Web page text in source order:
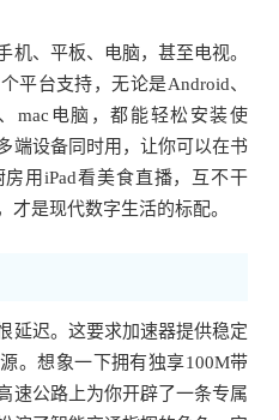
机、平板、电脑，甚至电视。
平台支持，无论是Android、
mac电脑，都能轻松安装使
端设备同时用，让你可以在书
用iPad看美食直播，互不干
才是现代数字生活的标配。
延迟。这要求加速器提供稳定
。想象一下拥有独享100M带
速公路上为你开辟了一条专属